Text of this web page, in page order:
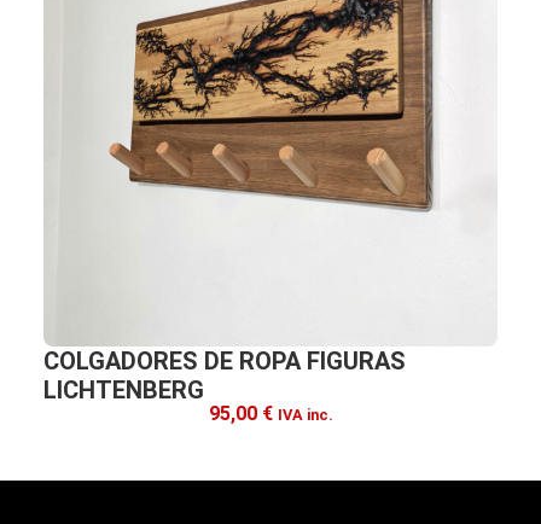
COLGADORES DE ROPA FIGURAS
LICHTENBERG
95,00 € IVA inc.